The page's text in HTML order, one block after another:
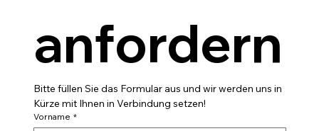
anfordern
Bitte füllen Sie das Formular aus und wir werden uns in
Kürze mit Ihnen in Verbindung setzen!
Vorname *